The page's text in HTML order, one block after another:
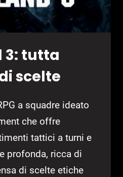
3: tutta
scelte
a squadre ideato
che offre
tattici a turni e
profonda, ricca di
di scelte etiche